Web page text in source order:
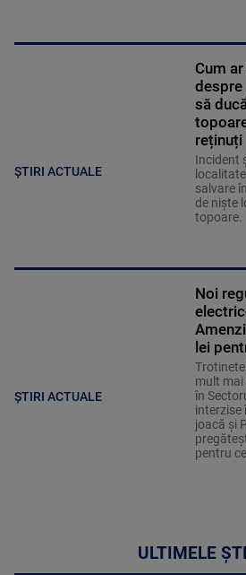
ȘTIRI ACTUALE
Cum
despre
să
reținuți
Incident
salvare
de niște
topoare.
ȘTIRI ACTUALE
Noi
lei
mult mai
în
interzise
joacă și
pentru
ULTIMELE